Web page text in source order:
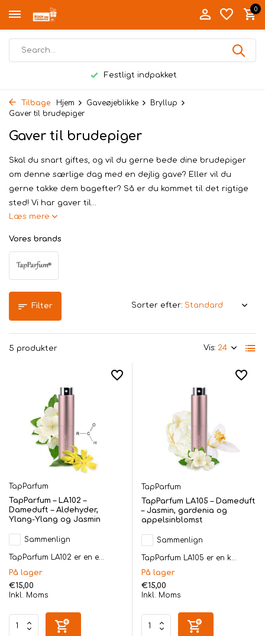
0
Festligt indpakket
Tilbage Hjem Gaveøjeblikke
Bryllup
Gaver til brudepiger
Gaver til brudepiger
Skal du snart giftes, og vil du gerne bede dine brudepiger
om denne særlige dag med en dejlig gave? Eller vil du
gerne takke dem bagefter? Så er du kommet til det rigtige
sted! Vi har gaver til...
Læs mere
Vores brands
Filter
5 produkter Vis:
Sorter efter:
TapParfum
TapParfum – LA102 –
Dameduft – Aldehyder,
Ylang-Ylang og Jasmin
Sammenlign
TapParfum LA102 er en e...
På lager
€15,00
Inkl. Moms
TapParfum
TapParfum LA105 – Dameduft
– Jasmin, gardenia og
appelsinblomst
Sammenlign
TapParfum LA105 er en k...
På lager
€15,00
Inkl. Moms